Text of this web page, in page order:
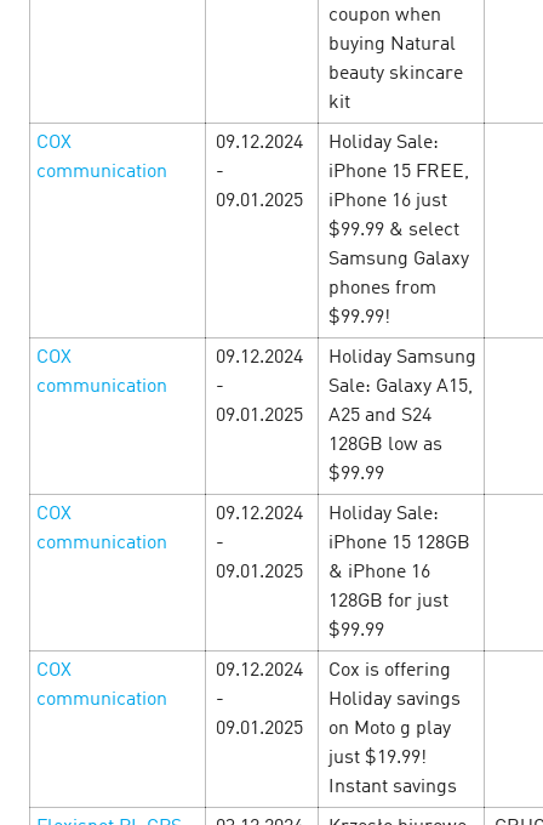
которые невозможно не влюбиться, промокоды и акции,
от которых невозможно отказаться — смотрит…
Cyber Monday — неделя
нечеловеческой выгоды!24 January’25
С 24 по 31 января в Cityads кибератака прибыльных
условий — прибыльные офферы, промокоды и акции от
рекламодателей и другие уникальные предложения.
Смотрите специальную подборку офферов и зара…
coupon when
buying Natural
beauty skincare
kit
COX
communication
09.12.2024
-
09.01.2025
Holiday Sale:
iPhone 15 FREE,
iPhone 16 just
$99.99 & select
Samsung Galaxy
phones from
$99.99!
COX
communication
09.12.2024
-
09.01.2025
Holiday Samsung
Sale: Galaxy A15,
A25 and S24
128GB low as
$99.99
COX
communication
09.12.2024
-
09.01.2025
Holiday Sale:
iPhone 15 128GB
& iPhone 16
128GB for just
$99.99
COX
communication
09.12.2024
-
09.01.2025
Cox is offering
Holiday savings
on Moto g play
just $19.99!
Instant savings